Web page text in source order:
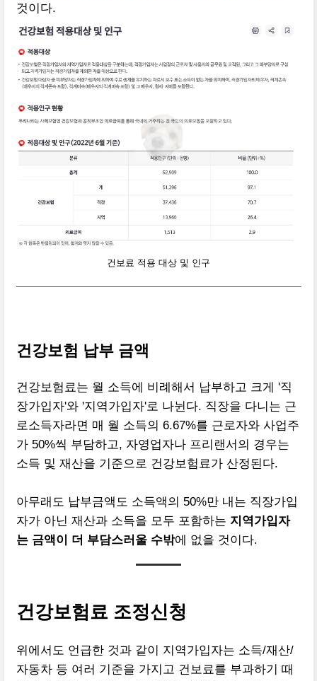
것이다.
건보료 적용 대상 및 인구
건강보험 납부 금액
건강보험료는 월 소득에 비례해서 납부하고 크게 '직
장가입자'와 '지역가입자'로 나뉜다. 직장을 다니는 근
로소득자라면 매 월 소득의 6.67%를 근로자와 사업주
가 50%씩 부담하고, 자영업자나 프리랜서의 경우는
소득 및 재산을 기준으로 건강보험료가 산정된다.
아무래도 납부금액도 소득액의 50%만 내는 직장가입
자가 아닌 재산과 소득을 모두 포함하는 지역가입자
는 금액이 더 부담스러울 수밖에 없을 것이다.
건강보험료 조정신청
위에서도 언급한 것과 같이 지역가입자는 소득/재산/
자동차 등 여러 기준을 가지고 건보료를 부과하기 때